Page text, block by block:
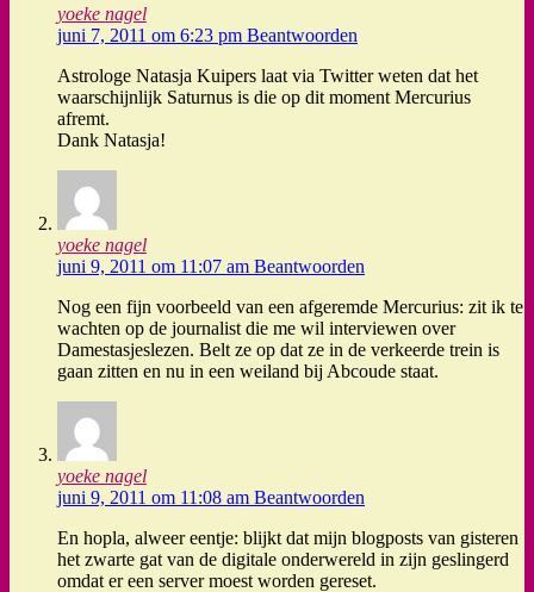
yoeke nagel
juni 7, 2011 om 6:23 pm Beantwoorden
Astrologe Natasja Kuipers laat via Twitter weten dat het
waarschijnlijk Saturnus is die op dit moment Mercurius
afremt.
Dank Natasja!
yoeke nagel
juni 9, 2011 om 11:07 am Beantwoorden
Nog een fijn voorbeeld van een afgeremde Mercurius: zit ik te
wachten op de journalist die me wil interviewen over
Damestasjeslezen. Belt ze op dat ze in de verkeerde trein is
gaan zitten en nu in een weiland bij Abcoude staat.
yoeke nagel
juni 9, 2011 om 11:08 am Beantwoorden
En hopla, alweer eentje: blijkt dat mijn blogposts van gisteren
het zwarte gat van de digitale onderwereld in zijn geslingerd
omdat er een server moest worden gereset.